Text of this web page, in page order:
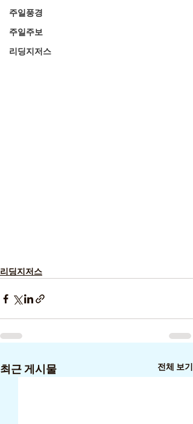
주일풍경
주일주보
리딩지저스
리딩지저스
최근 게시물 전체 보기